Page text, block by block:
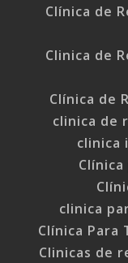
Clínica de
Clinica de
Clínica de
clinica de
clinica
clinica
Clínica
Clinicas de